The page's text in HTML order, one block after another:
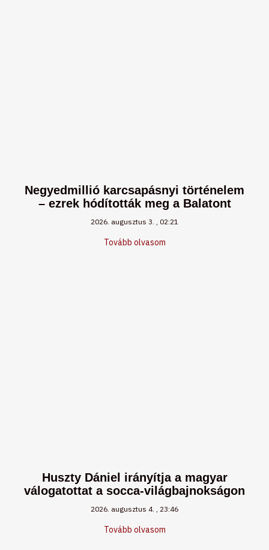
Negyedmillió karcsapásnyi történelem
– ezrek hódították meg a Balatont
2026. augusztus 3. 02:21
Tovább olvasom
Huszty Dániel irányítja a magyar
válogatottat a socca-világbajnokságon
2026. augusztus 4. 23:46
Tovább olvasom